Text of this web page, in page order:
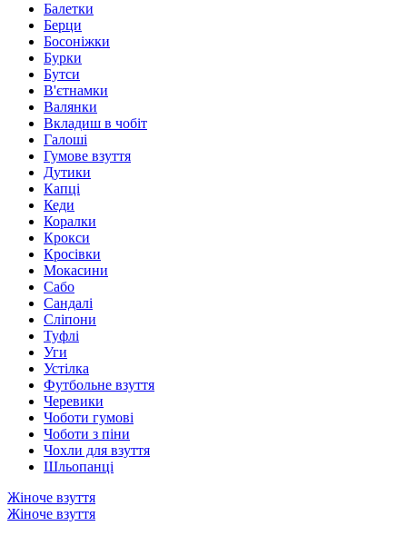
Балетки
Берци
Босоніжки
Бурки
Бутси
В'єтнамки
Валянки
Вкладиш в чобіт
Галоші
Гумове взуття
Дутики
Капці
Кеди
Коралки
Крокси
Кросівки
Мокасини
Сабо
Сандалі
Сліпони
Туфлі
Уги
Устілка
Футбольне взуття
Черевики
Чоботи гумові
Чоботи з піни
Чохли для взуття
Шльопанці
Жіноче взуття
Жіноче взуття